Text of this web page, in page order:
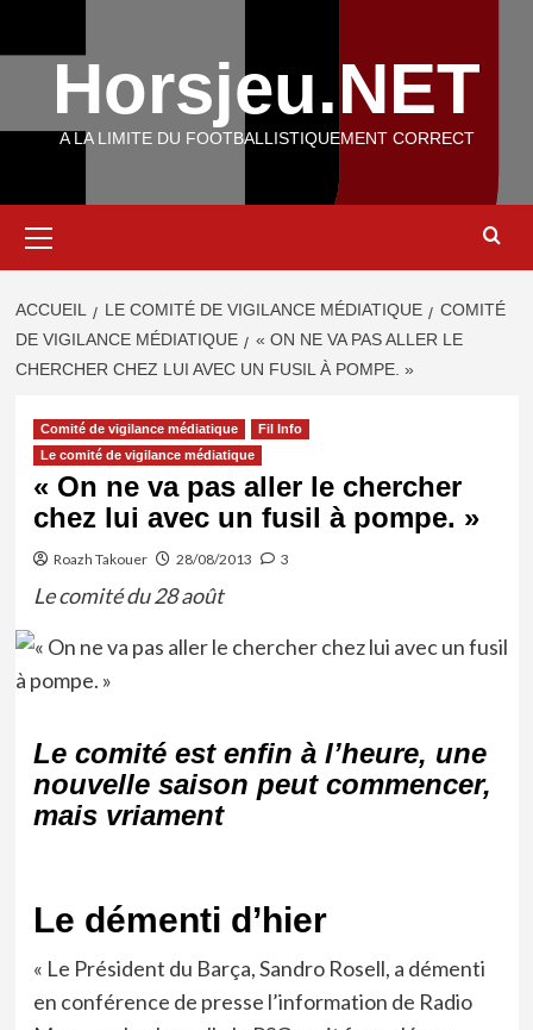
Horsjeu.NET
A LA LIMITE DU FOOTBALLISTIQUEMENT CORRECT
principal
ACCUEIL LE COMITÉ DE VIGILANCE MÉDIATIQUE
COMITÉ
DE VIGILANCE MÉDIATIQUE
« ON NE VA PAS ALLER LE
CHERCHER CHEZ LUI AVEC UN FUSIL À POMPE. »
Comité de vigilance médiatique
Fil Info
Le comité de vigilance médiatique
« On ne va pas aller le chercher
chez lui avec un fusil à pompe. »
Roazh Takouer 28/08/2013 3
Le comité du 28 août
Le comité est enfin à l’heure, une
nouvelle saison peut commencer,
mais vriament
Le démenti d’hier
« Le Président du Barça, Sandro Rosell, a démenti
en conférence de presse l’information de Radio